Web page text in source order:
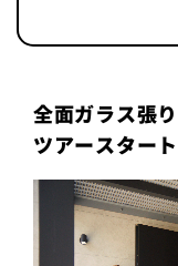
全面ガラス張
ツアースタート